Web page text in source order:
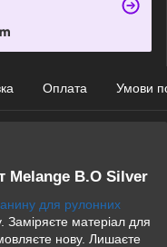
Оплата Умови
Melange B.O Silver
для рулонних
Заміряєте матеріал для
нову. Лишаєте